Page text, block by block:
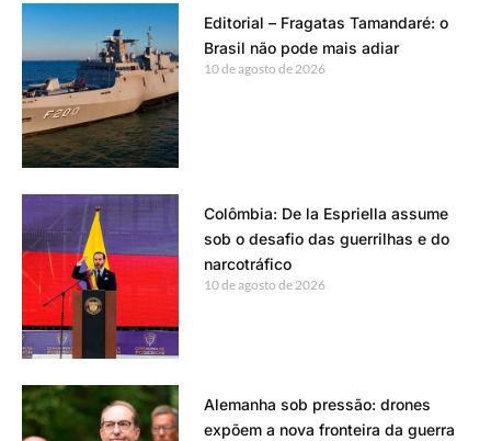
Editorial – Fragatas Tamandaré: o
Brasil não pode mais adiar
10 de agosto de 2026
Colômbia: De la Espriella assume
sob o desafio das guerrilhas e do
narcotráfico
10 de agosto de 2026
Alemanha sob pressão: drones
expõem a nova fronteira da guerra